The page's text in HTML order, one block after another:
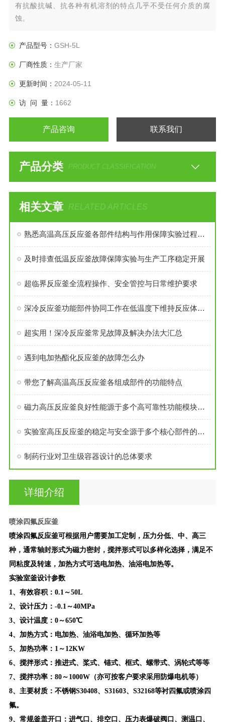
有抗酸抗碱、抗各种有机溶剂的特点几乎不受任何介质的腐
蚀。
产品型号： GSH-5L
厂商性质： 生产厂家
更新时间： 2024-05-11
访 问 量： 1662
产品咨询 联系我们
产品分类 PRODUCT CLASSIFICATION
相关文章 RELATED ARTICLES
熟悉高温高压反应釜各部件结构与作用保障实验过程安全稳定
及时排查低温反应釜故障保障实验与生产工序稳定开展
超临界反应釜全流程操作、安全管控与日常维护要求
深冷反应釜功能部件协同工作在低温度下维持反应体系的稳定性
超实用！深冷反应釜常见故障及解决办法大汇总
遇到电加热酯化反应釜的故障怎么办
带您了解高温高压反应釜各组成部件的功能特点
磁力高压反应釜良好性能源于多个高可靠性功能模块的精密集成
实验室高压反应釜的稳定与安全源于多个核心部件的科学设计
制药行业对卫生级容器设计的总体要求
详细介绍
喷涂四氟反应釜
喷涂四氟反应釜可根据用户需要加工定制，压力分低、中、高三
种，通常轴封形式为磁力密封，搅拌形式可以多样化选择，满足不
同粘度及转速，加热方式可选电加热、油浴电加热等。
实验室釜设计参数
1 、有效容积：0.1～50L
2、设计压力：-0.1～40MPa
3、设计温度：0～650℃
4、加热方式：电加热、油浴电加热、循环加热等
5、加热功率：1～12KW
6、搅拌形式：推进式、桨式、锚式、框式、螺带式、涡轮式等等
7、搅拌功率：80～1000W（亦可按客户要求采用防爆电机等）
8、主要材质：不锈钢S30408、S31603、S32168等衬四氟或喷涂四
氟。
9、常规釜盖开口：进气口、排空口、压力表爆破阀口、测温口、